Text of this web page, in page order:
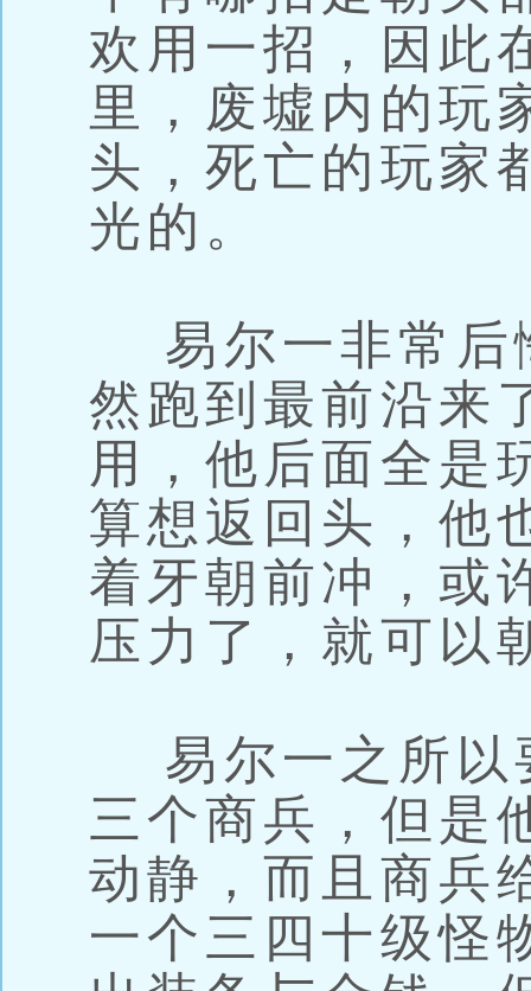
欢用一招，因此
里，废墟内的玩
头，死亡的玩家
光的。
易尔一非常后
然跑到最前沿来
用，他后面全是
算想返回头，他
着牙朝前冲，或
压力了，就可以
易尔一之所以
三个商兵，但是
动静，而且商兵
一个三四十级怪